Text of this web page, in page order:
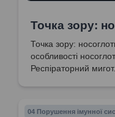
Точка зору:
Точка зору:
особливості
Респіраторний
04 Порушення імунної